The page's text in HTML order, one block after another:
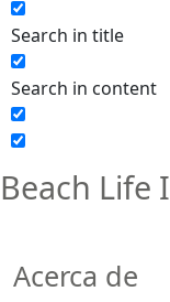
Search in title
Search in content
Beach Life I
Acerca de